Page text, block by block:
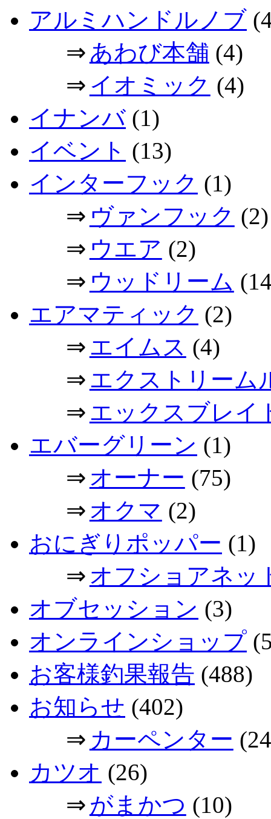
アルミハンドルノブ
⇒ あわび本舗 (4)
⇒ イオミック (4)
イナンバ (1)
イベント (13)
インターフック (1)
⇒ ヴァンフック (2)
⇒ ウエア (2)
⇒ ウッドリーム
エアマティック (2)
⇒ エイムス (4)
⇒ エクストリーム
⇒ エックスブレイ
エバーグリーン (1)
⇒ オーナー (75)
⇒ オクマ (2)
おにぎりポッパー (1)
⇒ オフショアネッ
オブセッション (3)
オンラインショップ
お客様釣果報告 (488)
お知らせ (402)
⇒ カーペンター
カツオ (26)
⇒ がまかつ (10)